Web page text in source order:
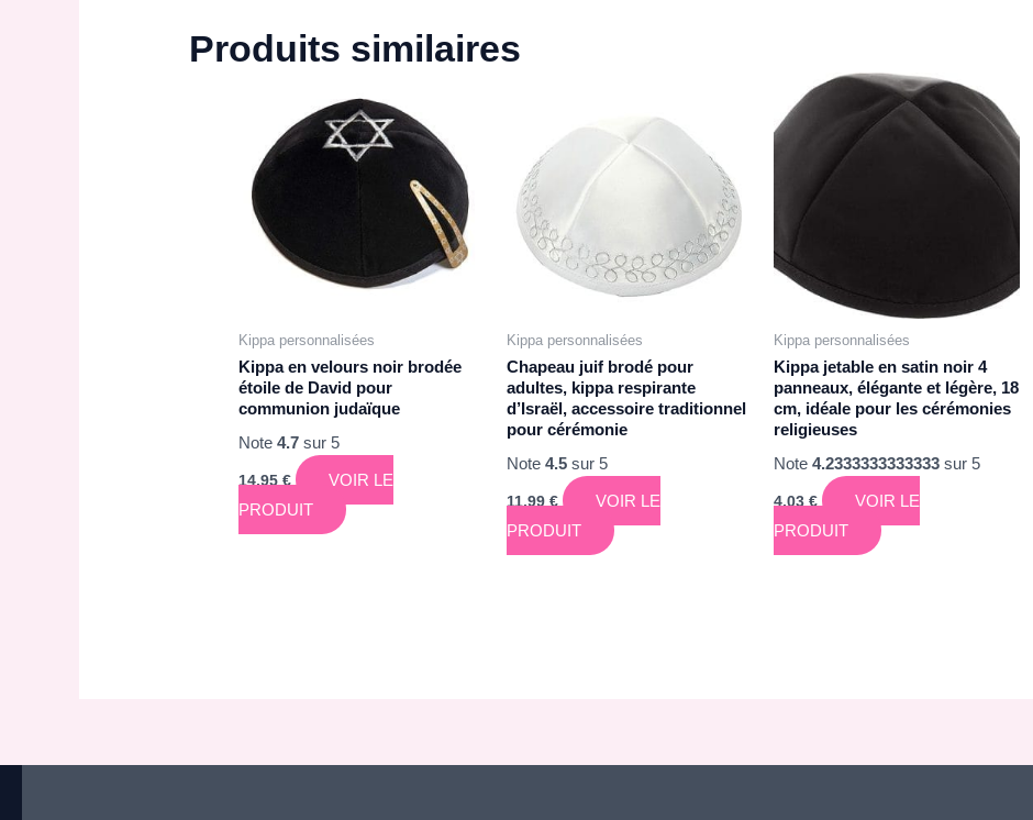
Produits similaires
Kippa personnalisées
Kippa en velours noir brodée
étoile de David pour
communion judaïque
Note4.7 sur 5
14,95€
VOIR LE
PRODUIT
Kippa personnalisées
Chapeau juif brodé pour
adultes, kippa respirante
d’Israël, accessoire traditionnel
pour cérémonie
Note 4.5sur 5
11,99€
VOIR LE
PRODUIT
Kippa personnalisées
Kippa jetable en satin noir 4
panneaux, élégante et légère, 18
cm, idéale pour les cérémonies
religieuses
Note4.2333333333333 sur 5
4,03€
VOIR LE
PRODUIT